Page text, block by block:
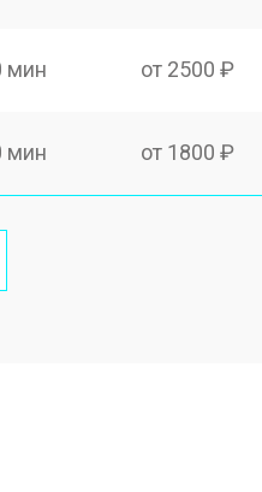
мин от 2500 ₽
мин от 1800 ₽
мин